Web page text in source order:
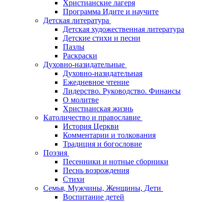
Христианские лагеря
Программа Идите и научите
Детская литература
Детская художественная литература
Детские стихи и песни
Пазлы
Раскраски
Духовно-назидательные
Духовно-назидательная
Ежедневное чтение
Лидерство. Руководство. Финансы
О молитве
Христианская жизнь
Католичество и православие
История Церкви
Комментарии и толкования
Традиция и богословие
Поэзия
Песенники и нотные сборники
Песнь возрождения
Стихи
Семья, Мужчины, Женщины, Дети
Воспитание детей